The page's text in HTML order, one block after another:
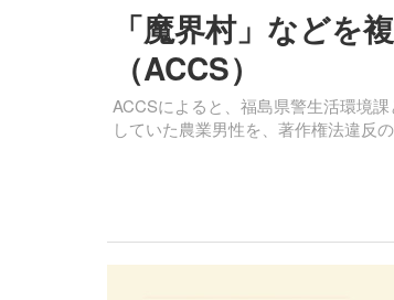
「魔界村」などを
（ACCS）
ACCSによると、福島県警生活環境
していた農業男性を、著作権法違反